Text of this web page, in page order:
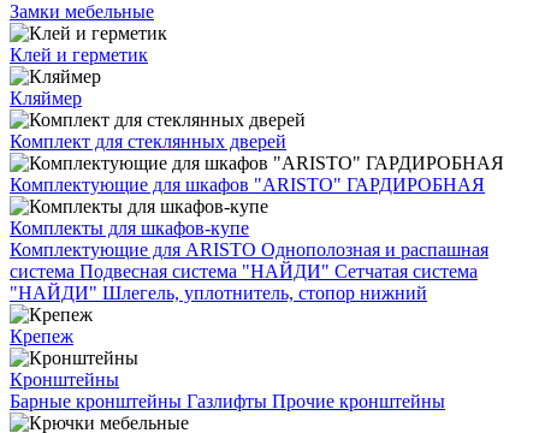
Замки мебельные
Клей и герметик
Кляймер
Комплект для стеклянных дверей
Комплектующие для шкафов "ARISTO" ГАРДИРОБНАЯ
Комплекты для шкафов-купе
Комплектующие для ARISTO Однополозная и распашная
система Подвесная система "НАЙДИ" Сетчатая система
"НАЙДИ" Шлегель, уплотнитель, стопор нижний
Крепеж
Кронштейны
Барные кронштейны Газлифты Прочие кронштейны